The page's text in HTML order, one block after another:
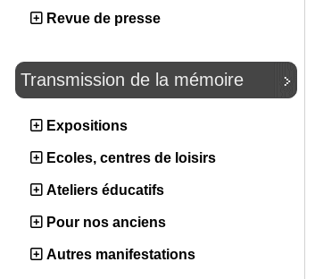
Revue de presse
Transmission de la mémoire
Expositions
Ecoles, centres de loisirs
Ateliers éducatifs
Pour nos anciens
Autres manifestations